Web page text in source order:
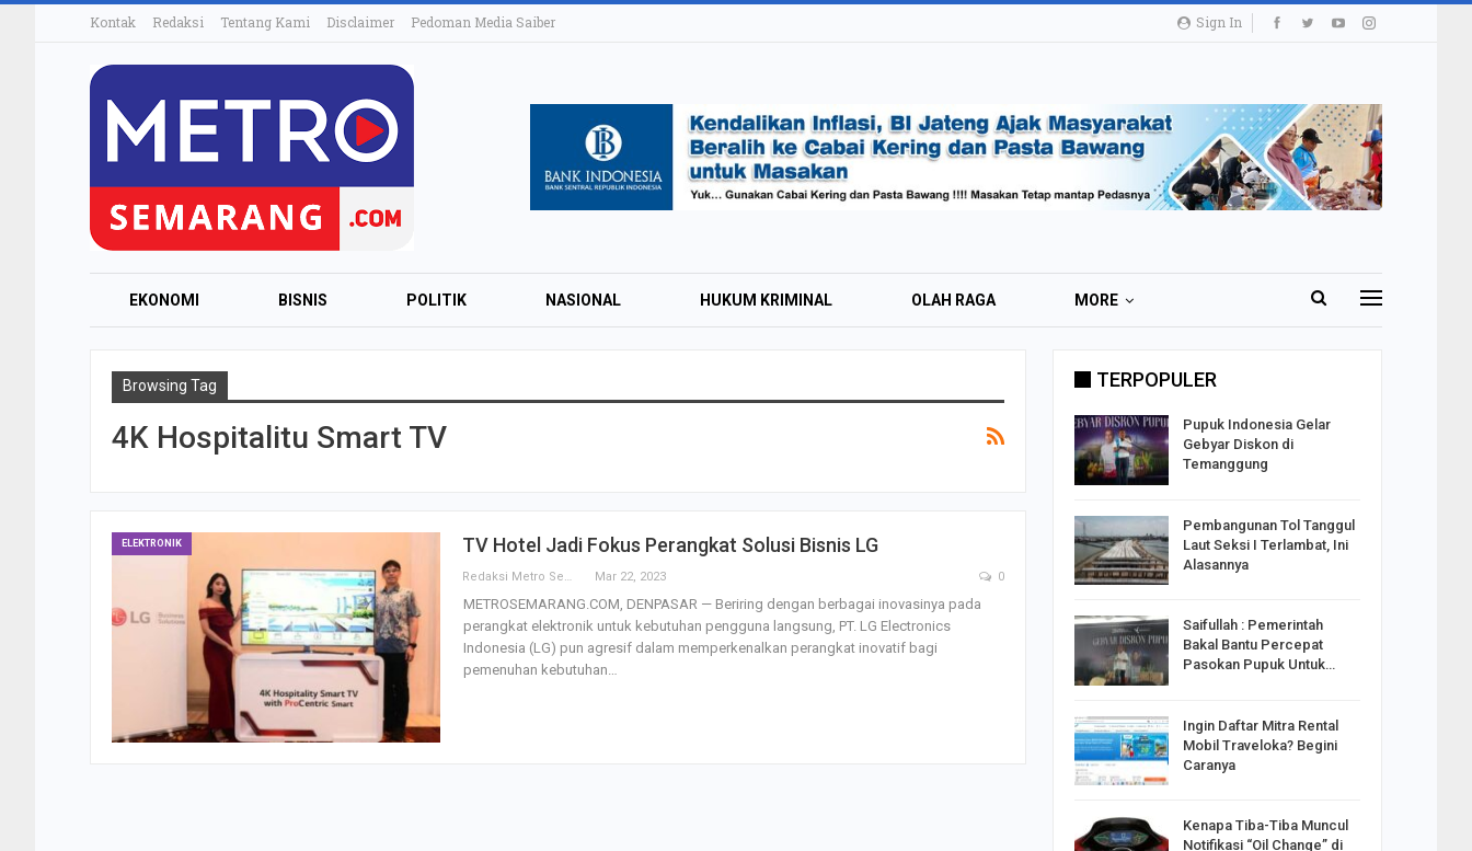
Sign In
Kontak Redaksi Tentang Kami Disclaimer Pedoman Media Saiber
EKONOMI BISNIS POLITIK NASIONAL HUKUM KRIMINAL OLAH RAGA MORE
Browsing Tag
4K Hospitalitu Smart TV
ELEKTRONIK TV Hotel Jadi Fokus Perangkat Solusi Bisnis LG
Redaksi Metro Semarang Mar 22, 2023 0
METROSEMARANG.COM, DENPASAR — Beriring dengan berbagai inovasinya pada
perangkat elektronik untuk kebutuhan pengguna langsung, PT. LG Electronics
Indonesia (LG) pun agresif dalam memperkenalkan perangkat inovatif bagi
pemenuhan kebutuhan…
TERPOPULER
KAI Daop 4 Layani 51 Ribu
Wisman pada Semester I
Tempe Mendoan Pakai
Relawan “Aksi Sahabat
Gibran” Gelar Masak Sehat
Pupuk Indonesia Gelar
Gebyar Diskon di
Temanggung
Pembangunan Tol Tanggul
Laut Seksi I Terlambat, Ini
Alasannya
Saifullah : Pemerintah
Bakal Bantu Percepat
Pasokan Pupuk Untuk…
Ingin Daftar Mitra Rental
Mobil Traveloka? Begini
Caranya
Kenapa Tiba-Tiba Muncul
Notifikasi “Oil Change” di